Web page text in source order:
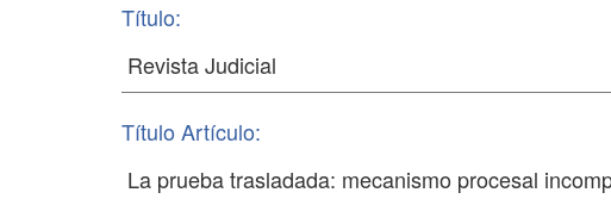
Título:
Título Artículo: